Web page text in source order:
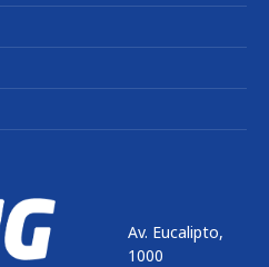
Av. Eucalipto,
1000